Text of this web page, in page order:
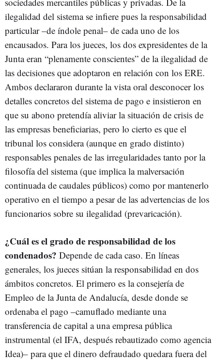
ilegalidad del sistema se infiere pues la responsabilidad
particular –de índole penal– de cada uno de los
encausados. Para los jueces, los dos expresidentes de la
Junta eran “plenamente conscientes” de la ilegalidad de
las decisiones que adoptaron en relación con los ERE.
Ambos declararon durante la vista oral desconocer los
detalles concretos del sistema de pago e insistieron en
que su abono pretendía aliviar la situación de crisis de
las empresas beneficiarias, pero lo cierto es que el
tribunal los considera (aunque en grado distinto)
responsables penales de las irregularidades tanto por la
filosofía del sistema (que implica la malversación
continuada de caudales públicos) como por mantenerlo
operativo en el tiempo a pesar de las advertencias de los
funcionarios sobre su ilegalidad (prevaricación).
¿Cuál es el grado de responsabilidad de los
condenados? Depende de cada caso. En líneas
generales, los jueces sitúan la responsabilidad en dos
ámbitos concretos. El primero es la consejería de
Empleo de la Junta de Andalucía, desde donde se
ordenaba el pago –camuflado mediante una
transferencia de capital a una empresa pública
instrumental (el IFA, después rebautizado como agencia
Idea)– para que el dinero defraudado quedara fuera del